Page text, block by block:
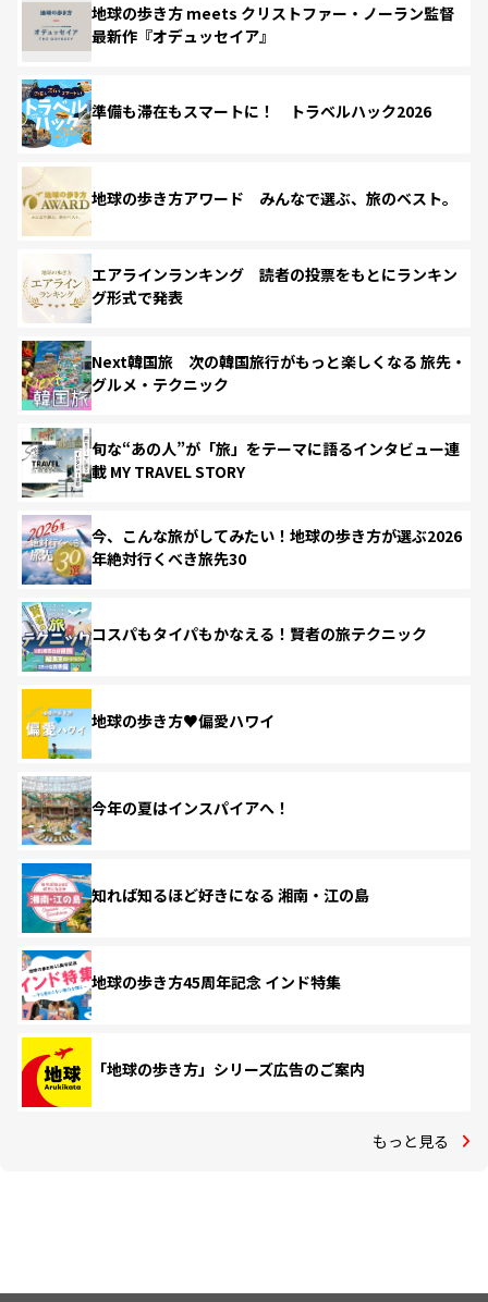
地球の歩き方 meets クリストファー・ノーラン監督
最新作『オデュッセイア』
準備も滞在もスマートに！ トラベルハック2026
地球の歩き方アワード みんなで選ぶ、旅のベスト。
エアラインランキング 読者の投票をもとにランキン
グ形式で発表
Next韓国旅 次の韓国旅行がもっと楽しくなる 旅先・
グルメ・テクニック
旬な“あの人”が「旅」をテーマに語るインタビュー連
載 MY TRAVEL STORY
今、こんな旅がしてみたい！地球の歩き方が選ぶ2026
年絶対行くべき旅先30
コスパもタイパもかなえる！賢者の旅テクニック
地球の歩き方♥偏愛ハワイ
今年の夏はインスパイアへ！
知れば知るほど好きになる 湘南・江の島
地球の歩き方45周年記念 インド特集
「地球の歩き方」シリーズ広告のご案内
もっと見る